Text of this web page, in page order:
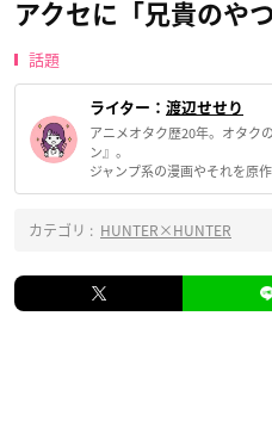
アクセに「兄貴のや
話題
ライター： 渡辺せせり
アニメオタク歴20年。オタク
ン』。
ジャンプ系の漫画やそれを原
カテゴリ : HUNTER×HUNTER